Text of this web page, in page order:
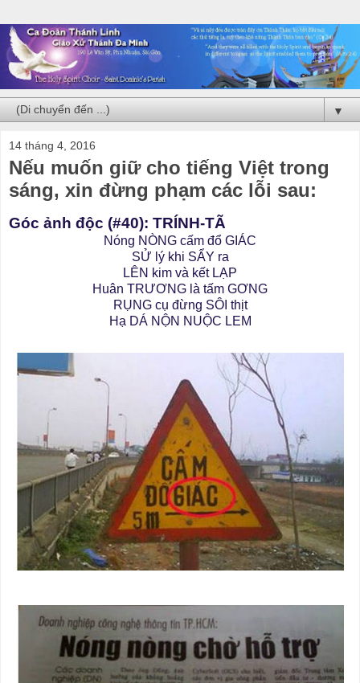
▼
14 tháng 4, 2016
Nếu muốn giữ cho tiếng Việt trong
sáng, xin đừng phạm các lỗi sau:
Góc ảnh độc (#40): TRÍNH-TÃ
Nóng NÒNG cấm đổ GIÁC
SỬ lý khi SẨY ra
LÊN kim và kết LẠP
Huân TRƯƠNG là tấm GƠNG
RỤNG cụ đừng SÔI thịt
Hạ DÁ NỘN NUỘC LEM